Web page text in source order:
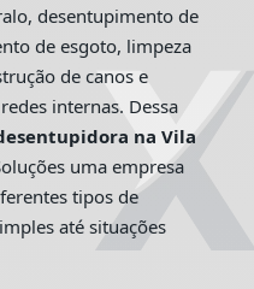
desentupimento de
de esgoto, limpeza
de canos e
internas. Dessa
na Vila
uma empresa
tipos de
até situações